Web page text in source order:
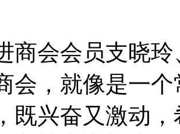
会会员支晓玲
会，就像是一
既兴奋又激动